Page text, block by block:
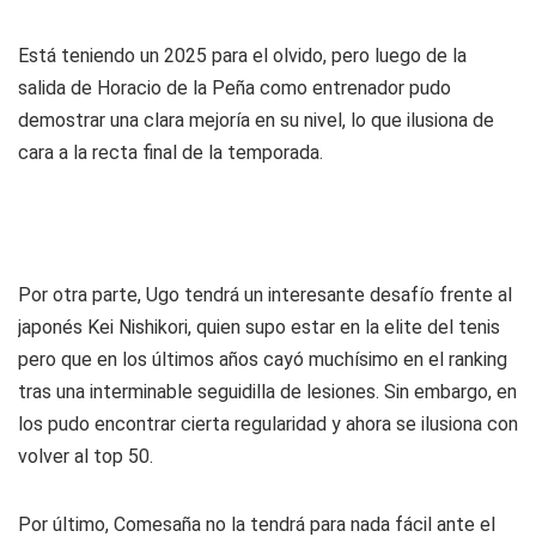
Está teniendo un 2025 para el olvido, pero luego de la
salida de Horacio de la Peña como entrenador pudo
demostrar una clara mejoría en su nivel, lo que ilusiona de
cara a la recta final de la temporada.
Por otra parte, Ugo tendrá un interesante desafío frente al
japonés Kei Nishikori, quien supo estar en la elite del tenis
pero que en los últimos años cayó muchísimo en el ranking
tras una interminable seguidilla de lesiones. Sin embargo, en
los pudo encontrar cierta regularidad y ahora se ilusiona con
volver al top 50.
Por último, Comesaña no la tendrá para nada fácil ante el